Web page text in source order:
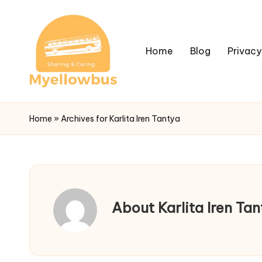
Home Blog
Home »Archives for Karlita Iren Tantya
About Karlita Iren